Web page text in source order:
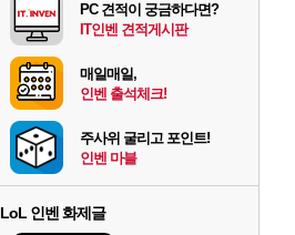
PC 견적이 궁금하다면?
IT인벤 견적게시판
매일매일,
인벤 출석체크!
주사위 굴리고 포인트!
인벤 마블
LoL 인벤 화제글